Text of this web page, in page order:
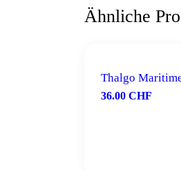
Ähnliche
Thalgo
36.00 CHF